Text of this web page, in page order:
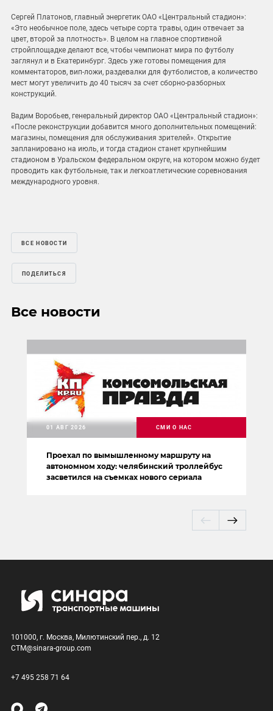
Сергей Платонов, главный энергетик ОАО «Центральный стадион»:
«Это необычное поле, здесь четыре сорта травы, один отвечает за
цвет, второй за плотность». В целом на главное спортивной
стройплощадке делают все, чтобы чемпионат мира по футболу
заглянул и в Екатеринбург. Здесь уже готовы помещения для
комментаторов, вип-ложи, раздевалки для футболистов, а количество
мест могут увеличить до 40 тысяч за счет сборно-разборных
конструкций.
Вадим Воробьев, генеральный директор ОАО «Центральный стадион»:
«После реконструкции добавится много дополнительных помещений:
магазины, помещения для обслуживания зрителей». Открытие
запланировано на июль, и тогда стадион станет крупнейшим
стадионом в Уральском федеральном округе, на котором можно будет
проводить как футбольные, так и легкоатлетические соревнования
международного уровня.
ВСЕ НОВОСТИ
ПОДЕЛИТЬСЯ
Все новости
Проехал по вымышленному маршруту на
автономном ходу: челябинский троллейбус
засветился на съемках нового сериала
01 АВГ 2026 СМИ О НАС
101000, г. Москва, Милютинский пер., д. 12
CTM@sinara-group.com
+7 495 258 71 64